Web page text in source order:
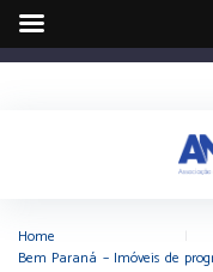
Home
Bem Paraná – Imóveis de